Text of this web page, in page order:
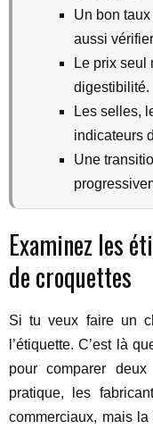
Un bon
aussi
Le prix seul
digestibilité.
Les selles,
indicateurs
Une
Examinez les
de croquettes
Si tu veux faire un
l’étiquette. C’est là
pour comparer
pratique, les
commerciaux, mais